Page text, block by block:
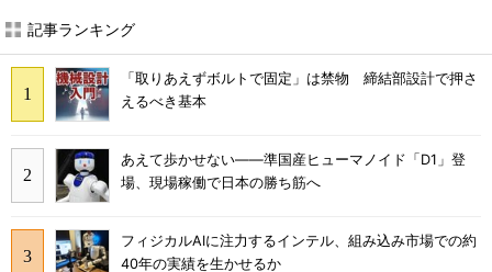
記事ランキング
「取りあえずボルトで固定」は禁物 締結部設計で押さ
えるべき基本
あえて歩かせない――準国産ヒューマノイド「D1」登
場、現場稼働で日本の勝ち筋へ
フィジカルAIに注力するインテル、組み込み市場での約
40年の実績を生かせるか